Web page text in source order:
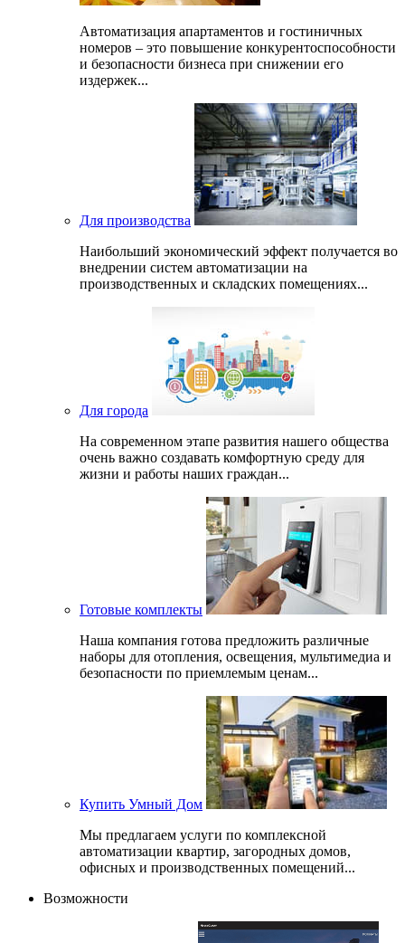
Автоматизация апартаментов и гостиничных
номеров – это повышение конкурентоспособности
и безопасности бизнеса при снижении его
издержек...
Для производства
Наибольший экономический эффект получается во
внедрении систем автоматизации на
производственных и складских помещениях...
Для города
На современном этапе развития нашего общеcтва
очень важно создавать комфортную среду для
жизни и работы наших граждан...
Готовые комплекты
Наша компания готова предложить различные
наборы для отопления, освещения, мультимедиа и
безопасности по приемлемым ценам...
Купить Умный Дом
Мы предлагаем услуги по комплексной
автоматизации квартир, загородных домов,
офисных и производственных помещений...
Возможности